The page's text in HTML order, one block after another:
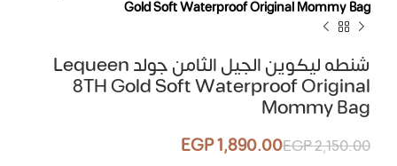
Gold Soft Waterproof Original Mommy Bag
شنطه ليكوين الجيل الثامن جولد Lequeen
8TH Gold Soft Waterproof Original
Mommy Bag
2,150.00
EGP
1,890.00
EGP